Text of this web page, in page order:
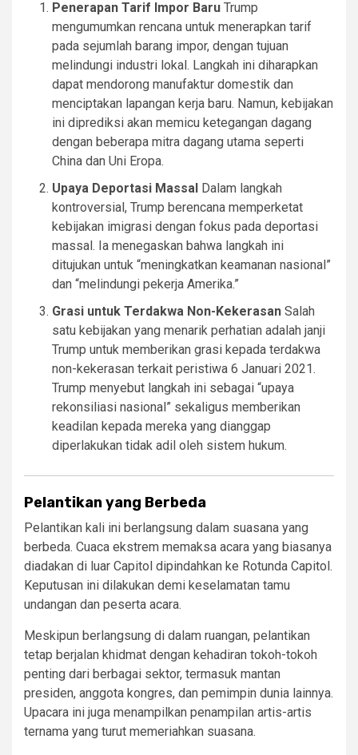
Penerapan Tarif Impor Baru Trump
mengumumkan rencana untuk menerapkan tarif
pada sejumlah barang impor, dengan tujuan
melindungi industri lokal. Langkah ini diharapkan
dapat mendorong manufaktur domestik dan
menciptakan lapangan kerja baru. Namun, kebijakan
ini diprediksi akan memicu ketegangan dagang
dengan beberapa mitra dagang utama seperti
China dan Uni Eropa.
Upaya Deportasi Massal Dalam langkah
kontroversial, Trump berencana memperketat
kebijakan imigrasi dengan fokus pada deportasi
massal. Ia menegaskan bahwa langkah ini
ditujukan untuk “meningkatkan keamanan nasional”
dan “melindungi pekerja Amerika.”
Grasi untuk Terdakwa Non-Kekerasan Salah
satu kebijakan yang menarik perhatian adalah janji
Trump untuk memberikan grasi kepada terdakwa
non-kekerasan terkait peristiwa 6 Januari 2021.
Trump menyebut langkah ini sebagai “upaya
rekonsiliasi nasional” sekaligus memberikan
keadilan kepada mereka yang dianggap
diperlakukan tidak adil oleh sistem hukum.
Pelantikan yang Berbeda
Pelantikan kali ini berlangsung dalam suasana yang
berbeda. Cuaca ekstrem memaksa acara yang biasanya
diadakan di luar Capitol dipindahkan ke Rotunda Capitol.
Keputusan ini dilakukan demi keselamatan tamu
undangan dan peserta acara.
Meskipun berlangsung di dalam ruangan, pelantikan
tetap berjalan khidmat dengan kehadiran tokoh-tokoh
penting dari berbagai sektor, termasuk mantan
presiden, anggota kongres, dan pemimpin dunia lainnya.
Upacara ini juga menampilkan penampilan artis-artis
ternama yang turut memeriahkan suasana.